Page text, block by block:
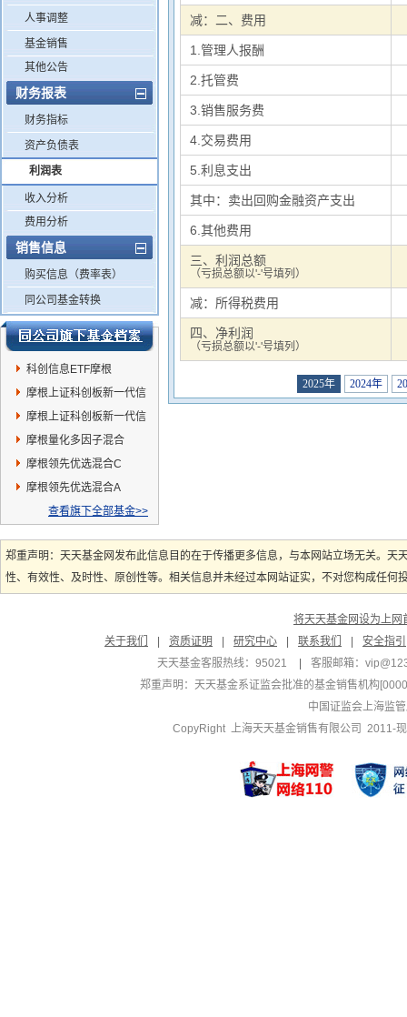
人事调整
基金销售
其他公告
财务报表
财务指标
资产负债表
利润表
收入分析
费用分析
销售信息
购买信息（费率表）
同公司基金转换
科创信息ETF摩根
摩根上证科创板新一代信
息技术ETF联接C
摩根上证科创板新一代信
息技术ETF联接A
摩根量化多因子混合
摩根领先优选混合C
摩根领先优选混合A
查看旗下全部基金>>
减：二、费用
1.管理人报酬
2.托管费
3.销售服务费
4.交易费用
5.利息支出
其中：卖出回购金融资产支出
6.其他费用
三、利润总额
（亏损总额以'-'号填列）
减：所得税费用
四、净利润
（亏损总额以'-'号填列）
2025年 2024年
郑重声明：天天基金网发布此信息目的在于传播更多信息，与本网站立场无关。
性、有效性、及时性、原创性等。相关信息并未经过本网站证实，不对您构成任
将天天基金网设为上网
关于我们
资质证明 研究中心 联系我们
安全指引
天天基金客服热线：95021
客服邮箱：
郑重声明： 天天基金系证监会批准的基金销售机构
中国证监会上海监
CopyRight 上海天天基金销售有限公司 2011-